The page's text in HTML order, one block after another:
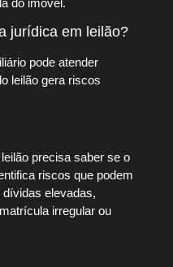
do imóvel.
jurídica em leilão?
pode atender
leilão gera riscos
precisa saber se o
riscos que podem
elevadas,
irregular ou